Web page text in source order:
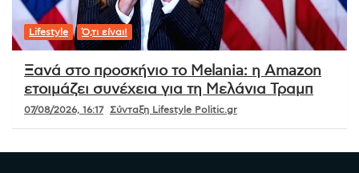
Lifestyle Ό,τι είναι!
Ξανά στο προσκήνιο το Melania: η Amazon
ετοιμάζει συνέχεια για τη Μελάνια Τραμπ
07/08/2026, 16:17 Σύνταξη Lifestyle Politic.gr